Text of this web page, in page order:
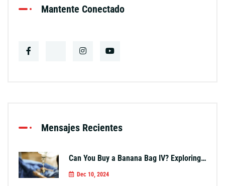
Mantente Conectado
Mensajes Recientes
Can You Buy a Banana Bag IV? Exploring Your Options
Dec 10, 2024